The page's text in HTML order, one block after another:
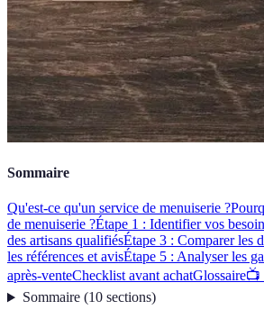
Sommaire
Qu'est-ce qu'un service de menuiserie ?
de menuiserie ?Étape 1 : Identifier vos
des artisans qualifiésÉtape 3 : Comparer les
les références et avisÉtape 5 : Analyser les
après-venteChecklist avant achatGlossaire📺
Sommaire(10 sections)